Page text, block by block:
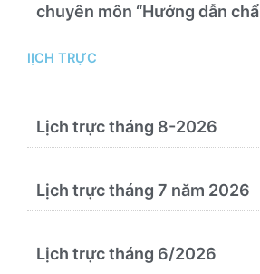
chuyên môn “Hướng dẫn
cổ truyền với y học hiện đại”
lỊCH TRỰC
Lịch trực tháng 8-2026
Lịch trực tháng 7 năm 2026
Lịch trực tháng 6/2026